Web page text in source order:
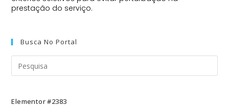
prestação do serviço.
Busca No Portal
Elementor #2383